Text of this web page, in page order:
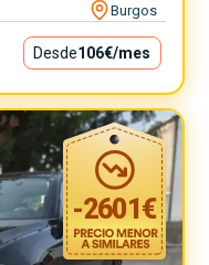
Burgos
Desde106€/mes
-2601€